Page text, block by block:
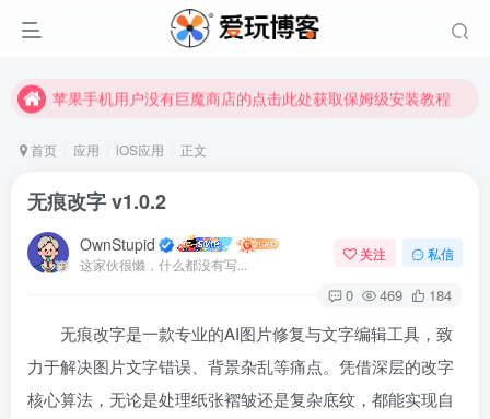
苹果手机用户没有巨魔商店的点击此处获取保姆级安装教程
苹果手机用户没有巨魔商店的点击此处获取保姆级安装教程
首页 应用 iOS应用 正文
无痕改字 v1.0.2
OwnStupid
这家伙很懒，什么都没有写...
关注 私信
0 469 184
无痕改字是一款专业的AI图片修复与文字编辑工具，致
力于解决图片文字错误、背景杂乱等痛点。凭借深层的改字
核心算法，无论是处理纸张褶皱还是复杂底纹，都能实现自
扫码登录
使用其它方式登录或注册